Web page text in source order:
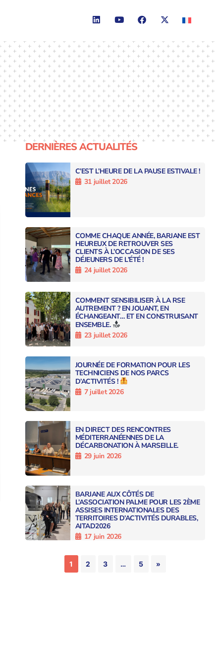
DERNIÈRES ACTUALITÉS
C’EST L’HEURE DE LA PAUSE ESTIVALE !
31 juillet 2026
COMME CHAQUE ANNÉE, BARJANE EST
HEUREUX DE RETROUVER SES
CLIENTS À L’OCCASION DE SES
DÉJEUNERS DE L’ÉTÉ !
24 juillet 2026
COMMENT SENSIBILISER À LA RSE
AUTREMENT ? EN JOUANT, EN
ÉCHANGEANT… ET EN CONSTRUISANT
ENSEMBLE.
23 juillet 2026
JOURNÉE DE FORMATION POUR LES
TECHNICIENS DE NOS PARCS
D’ACTIVITÉS !
7 juillet 2026
EN DIRECT DES RENCONTRES
MÉDITERRANÉENNES DE LA
DÉCARBONATION À MARSEILLE.
29 juin 2026
BARJANE AUX CÔTÉS DE
L’ASSOCIATION PALME POUR LES 2ÈME
ASSISES INTERNATIONALES DES
TERRITOIRES D’ACTIVITÉS DURABLES,
AITAD2026
17 juin 2026
1 2 3 … 5 »